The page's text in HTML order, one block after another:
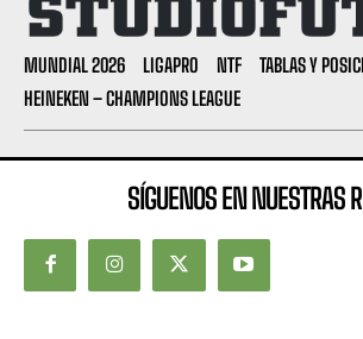
MUNDIAL 2026 LIGAPRO NTF
TABLAS Y
HEINEKEN – CHAMPIONS LEAGUE
SÍGUENOS EN NUESTRAS